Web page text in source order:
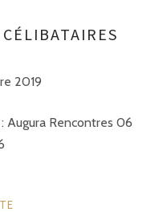
2019
Augura Rencontres 06